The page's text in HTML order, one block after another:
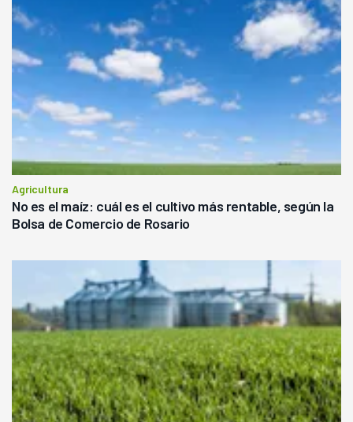
Agricultura
No es el maíz: cuál es el cultivo más rentable, según la
Bolsa de Comercio de Rosario